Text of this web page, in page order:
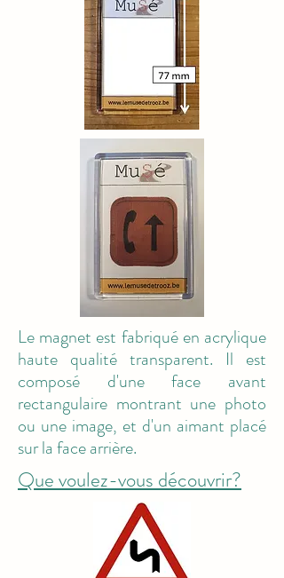
Le magnet est fabriqué en acrylique
haute qualité transparent. Il est
composé d'une face avant
rectangulaire montrant une photo
ou une image, et d'un aimant placé
sur la face arrière.
Que voulez-vous découvrir?